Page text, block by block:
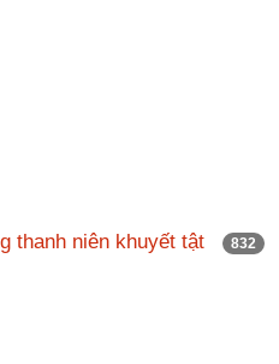
thanh niên khuyết tật 832